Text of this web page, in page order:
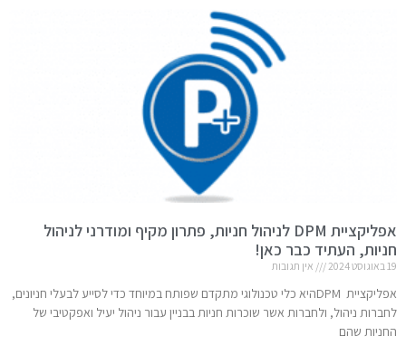
אפליקציית DPM לניהול חניות, פתרון מקיף ומודרני לניהול
חניות, העתיד כבר כאן!
19 באוגוסט 2024 אין תגובות
אפליקציית DPMהיא כלי טכנולוגי מתקדם שפותח במיוחד כדי לסייע לבעלי חניונים,
לחברות ניהול, ולחברות אשר שוכרות חניות בבניין עבור ניהול יעיל ואפקטיבי של
החניות שהם